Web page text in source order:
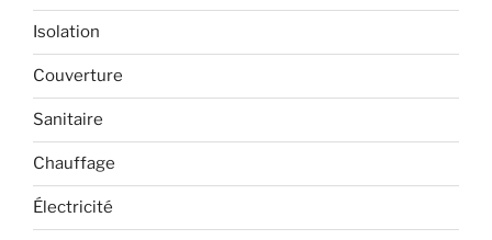
Isolation
Couverture
Sanitaire
Chauffage
Électricité